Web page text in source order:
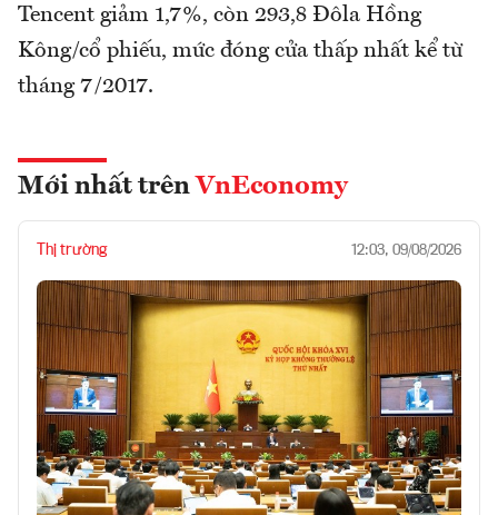
Tencent giảm 1,7%, còn 293,8 Đôla Hồng
Kông/cổ phiếu, mức đóng cửa thấp nhất kể từ
tháng 7/2017.
Mới nhất trên VnEconomy
Thị trường 12:03, 09/08/2026